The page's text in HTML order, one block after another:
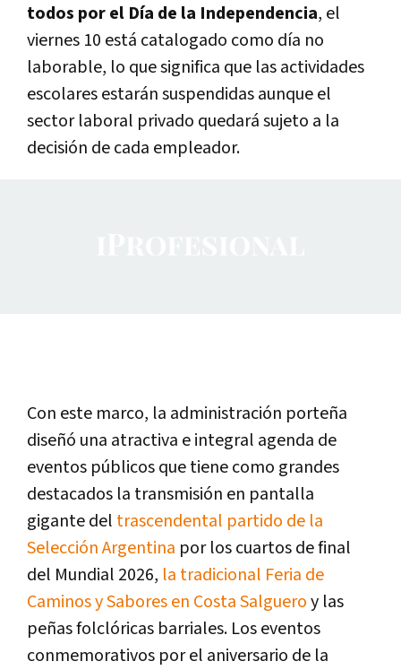
todos por el Día de la Independencia, el
viernes 10 está catalogado como día no
laborable, lo que significa que las actividades
escolares estarán suspendidas aunque el
sector laboral privado quedará sujeto a la
decisión de cada empleador.
Con este marco, la administración porteña
diseñó una atractiva e integral agenda de
eventos públicos que tiene como grandes
destacados la transmisión en pantalla
gigante del trascendental partido de la
Selección Argentina por los cuartos de final
del Mundial 2026, la tradicional Feria de
Caminos y Sabores en Costa Salgueroy las
peñas folclóricas barriales. Los eventos
conmemorativos por el aniversario de la